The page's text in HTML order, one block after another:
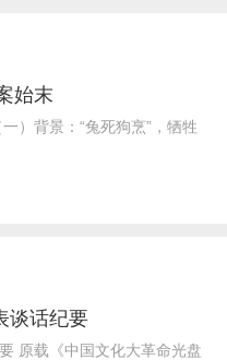
始末
）背景：“兔死狗烹”，牺牲
谈话纪要
原载《中国文化大革命光盘